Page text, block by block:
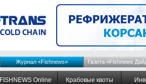
Журнал «Fishnews» Газета «Fishnews
FISHNEWS Online Крабовые квоты